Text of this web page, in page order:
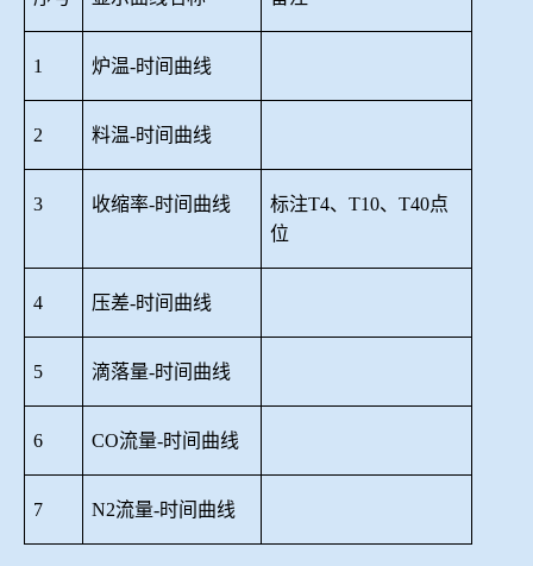
1 炉温-时间曲线
2 料温-时间曲线
3 收缩率-时间曲线 标注T4、T10、T40点
位
4 压差-时间曲线
5 滴落量-时间曲线
6 CO流量-时间曲线
7 N2流量-时间曲线